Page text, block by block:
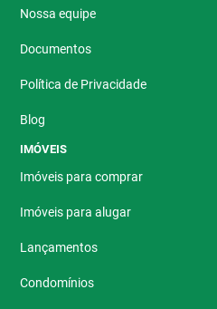
Nossa equipe
Documentos
Política de Privacidade
Blog
IMÓVEIS
Imóveis para comprar
Imóveis para alugar
Lançamentos
Condomínios